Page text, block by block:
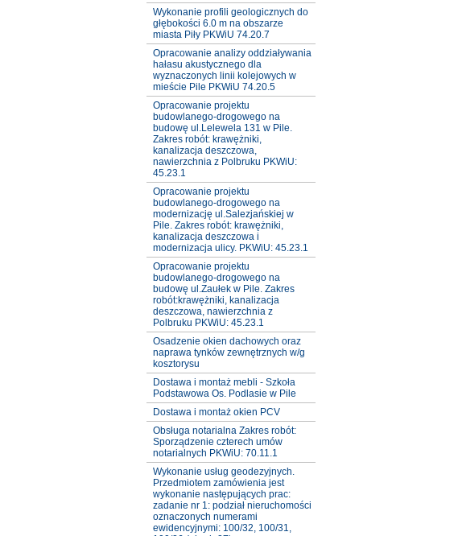
Wykonanie profili geologicznych do
głębokości 6.0 m na obszarze
miasta Piły PKWiU 74.20.7
Opracowanie analizy oddziaływania
hałasu akustycznego dla
wyznaczonych linii kolejowych w
mieście Pile PKWiU 74.20.5
Opracowanie projektu
budowlanego-drogowego na
budowę ul.Lelewela 131 w Pile.
Zakres robót: krawężniki,
kanalizacja deszczowa,
nawierzchnia z Polbruku PKWiU:
45.23.1
Opracowanie projektu
budowlanego-drogowego na
modernizację ul.Salezjańskiej w
Pile. Zakres robót: krawężniki,
kanalizacja deszczowa i
modernizacja ulicy. PKWiU: 45.23.1
Opracowanie projektu
budowlanego-drogowego na
budowę ul.Zaułek w Pile. Zakres
robót:krawężniki, kanalizacja
deszczowa, nawierzchnia z
Polbruku PKWiU: 45.23.1
Osadzenie okien dachowych oraz
naprawa tynków zewnętrznych w/g
kosztorysu
Dostawa i montaż mebli - Szkoła
Podstawowa Os. Podlasie w Pile
Dostawa i montaż okien PCV
Obsługa notarialna Zakres robót:
Sporządzenie czterech umów
notarialnych PKWiU: 70.11.1
Wykonanie usług geodezyjnych.
Przedmiotem zamówienia jest
wykonanie następujących prac:
zadanie nr 1: podział nieruchomości
oznaczonych numerami
ewidencyjnymi: 100/32, 100/31,